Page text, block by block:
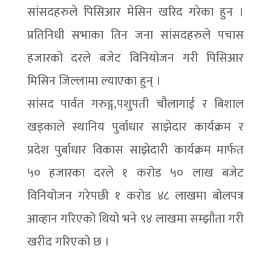
सांसदहरुले पिसिआर मेसिन खरिद गरेका हुन ।
प्रतिनिधी सभाका तिन जना सांसदहरुले पचास
हजारको दरले बजेट विनियोजन गरी पिसिआर
मिसिन जिल्लामा ल्याएका हुन् ।
सांसद पार्वत गरुङ्ग,पशुपती चौलागाई र बिशाल
खड्काले स्थानिय पुर्वाधार साझेदार कार्यक्रम र
प्रदेश पुर्बाधार विकास साझेदारी कार्यक्रम मार्फत
५० हजारका दरले १ करोड ५० लाख बजेट
विनियोजन गरेपछी १ करोड ४८ लाखमा बोलपत्र
आव्हान गरिएको थियो भने ९४ लाखमा सम्झौता गरी
खरीद गरिएको छ ।